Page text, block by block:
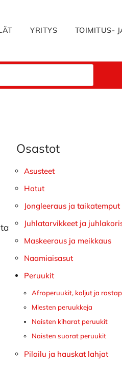
YRITYS TOIMITUS-
Ensisijainen
sivupalkki
Osastot
Asusteet
Hatut
Jongleeraus ja taikatemput
Juhlatarvikkeet ja
Maskeeraus ja meikkaus
Naamiaisasut
Peruukit
Afroperuukit, kaljut ja
Miesten peruukkeja
Naisten kiharat peruukit
Naisten suorat peruukit
Pilailu ja hauskat lahjat